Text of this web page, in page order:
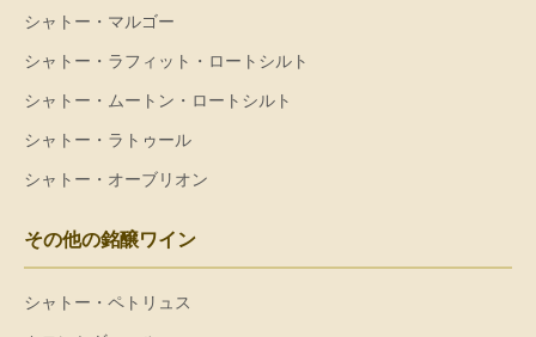
シャトー・マルゴー
シャトー・ラフィット・ロートシルト
シャトー・ムートン・ロートシルト
シャトー・ラトゥール
シャトー・オーブリオン
その他の銘醸ワイン
シャトー・ペトリュス